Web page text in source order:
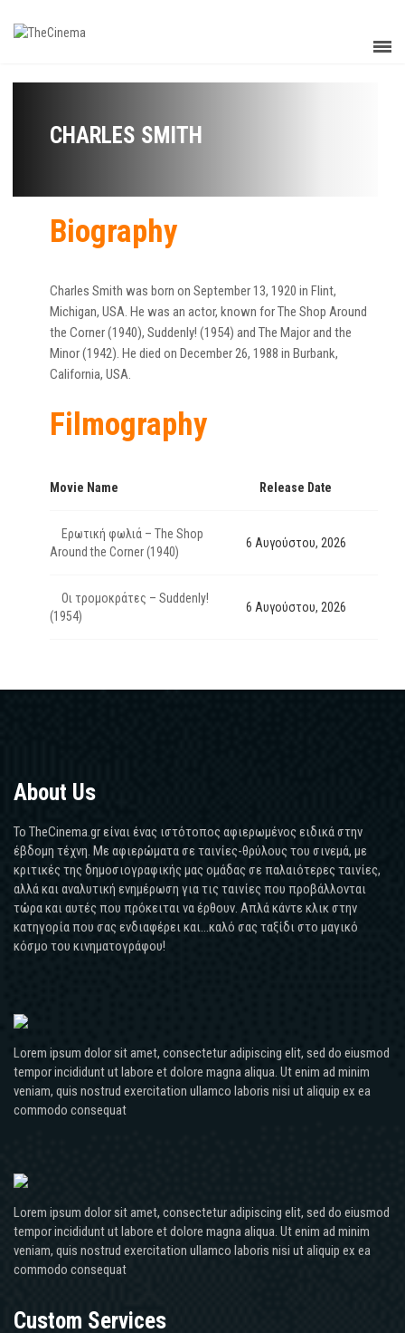
CHARLES SMITH
Biography
Charles Smith was born on September 13, 1920 in Flint,
Michigan, USA. He was an actor, known for The Shop Around
the Corner (1940), Suddenly! (1954) and The Major and the
Minor (1942). He died on December 26, 1988 in Burbank,
California, USA.
Filmography
Movie Name Release Date
Ερωτική φωλιά – The Shop
Around the Corner (1940)
6 Αυγούστου, 2026
Οι τρομοκράτες – Suddenly!
(1954)
6 Αυγούστου, 2026
About Us
Το TheCinema.gr είναι ένας ιστότοπος αφιερωμένος ειδικά στην
έβδομη τέχνη. Με αφιερώματα σε ταινίες-θρύλους του σινεμά, με
κριτικές της δημοσιογραφικής μας ομάδας σε παλαιότερες ταινίες,
αλλά και αναλυτική ενημέρωση για τις ταινίες που προβάλλονται
τώρα και αυτές που πρόκειται να έρθουν. Απλά κάντε κλικ στην
κατηγορία που σας ενδιαφέρει και...καλό σας ταξίδι στο μαγικό
κόσμο του κινηματογράφου!
Lorem ipsum dolor sit amet, consectetur adipiscing elit, sed do eiusmod
tempor incididunt ut labore et dolore magna aliqua. Ut enim ad minim
veniam, quis nostrud exercitation ullamco laboris nisi ut aliquip ex ea
commodo consequat
Lorem ipsum dolor sit amet, consectetur adipiscing elit, sed do eiusmod
tempor incididunt ut labore et dolore magna aliqua. Ut enim ad minim
veniam, quis nostrud exercitation ullamco laboris nisi ut aliquip ex ea
commodo consequat
Custom Services